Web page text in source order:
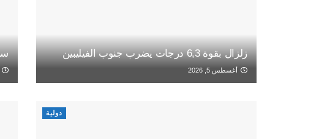
زلزال بقوة 6,3 درجات يضرب جنوب الفيليبين
أغسطس 5, 2026
دولية